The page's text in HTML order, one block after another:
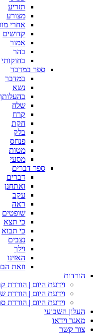
תזריע
מצורע
אחרי
קדושים
אמור
בהר
בחוקותי
ספר במדבר
במדבר
נשא
שלח
קרח
חקת
בלק
פנחס
מטות
מסעי
ספר דברים
דברים
ואתחנן
עקב
ראה
שופטים
כי תצא
כי תבוא
נצבים
וילך
האזינו
וזאת
הורדות
וידעת היום | הורדת
וידעת היום | הורדת
וידעת היום | הורדת
העלון השבועי
מאגר וידאו
צור קשר